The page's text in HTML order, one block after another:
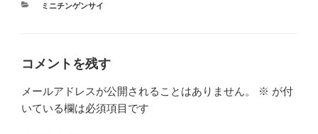
カ
ミニチンゲンサイ
コメントを残す
メールアドレスが公開されることはありません。 ※ が付
いている欄は必須項目です